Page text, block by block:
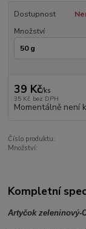
Dostupnost
Množství
39 Kč/ks
35 Kč bez DPH
Momentálně není
Číslo produktu:
Množství:
Kompletní
Artyčok zeleninový-